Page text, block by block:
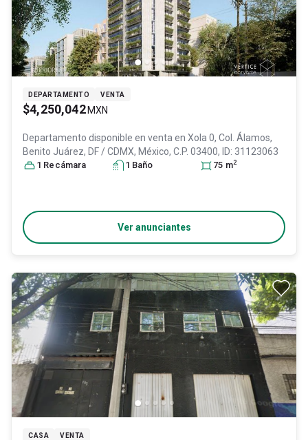
DEPARTAMENTO VENTA
$4,250,042 MXN
Departamento disponible en venta en Xola 0, Col. Álamos,
Benito Juárez, DF / CDMX, México, C.P. 03400, ID: 31123063
1 Recámara 1 Baño 75 m2
Ver anunciantes
CASA VENTA